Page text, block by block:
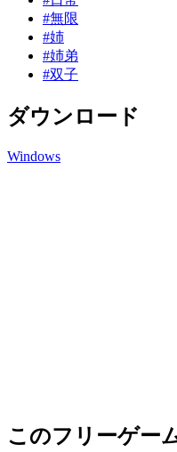
#無限
#姉
#姉弟
#双子
ダウンロード
Windows
このフリーゲー